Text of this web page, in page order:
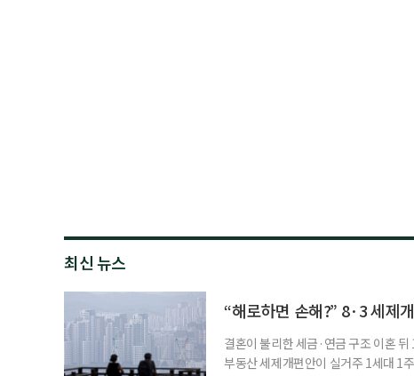
최신 뉴스
“해로하면 손해?” 8·3 세제
결혼이 불리한 세금·연금 구조 이혼
부동산 세제개편안이 실거주 1세대 1